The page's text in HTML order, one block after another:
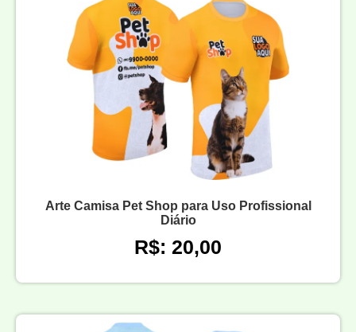
Arte Camisa Pet Shop para Uso Profissional
Diário
R$: 20,00